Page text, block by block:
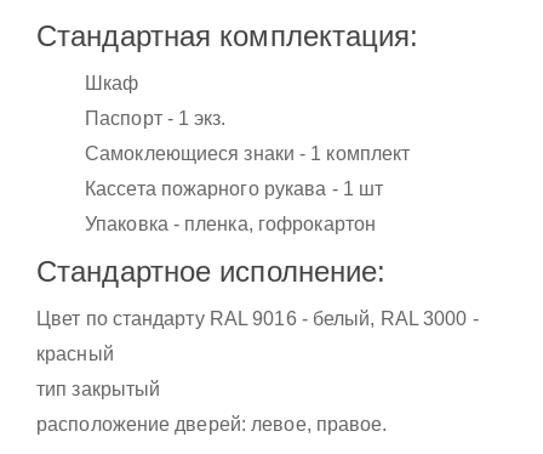
Стандартная комплектация:
Шкаф
Паспорт - 1 экз.
Самоклеющиеся знаки - 1 комплект
Кассета пожарного рукава - 1 шт
Упаковка - пленка, гофрокартон
Стандартное исполнение:
Цвет по стандарту RAL 9016 - белый, RAL 3000 -
красный
тип закрытый
расположение дверей: левое, правое.